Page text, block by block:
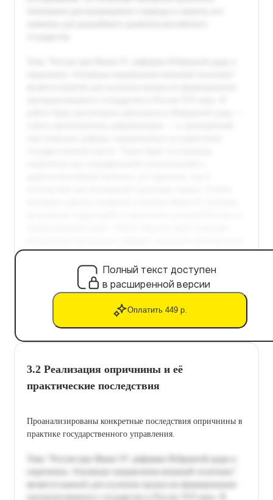
Полный текст доступен
в расширенной версии
Оплатить 449 р.
3.2 Реализация опричнины и её
практические последствия
Проанализированы конкретные последствия опричнины в
практике государственного управления.